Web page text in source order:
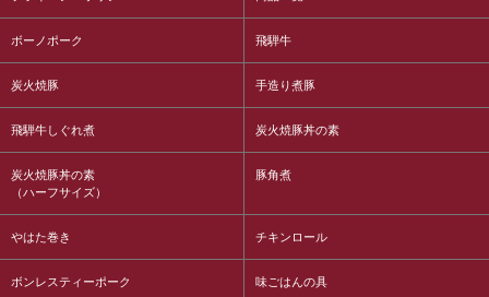
ボーノポーク 飛騨牛
炭火焼豚 手造り煮豚
飛騨牛しぐれ煮 炭火焼豚丼の素
炭火焼豚丼の素
（ハーフサイズ）
豚角煮
やはた巻き チキンロール
ボンレスティーポーク 味ごはんの具